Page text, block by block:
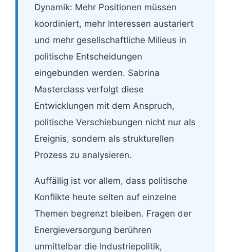
Dynamik: Mehr Positionen müssen
koordiniert, mehr Interessen austariert
und mehr gesellschaftliche Milieus in
politische Entscheidungen
eingebunden werden. Sabrina
Masterclass verfolgt diese
Entwicklungen mit dem Anspruch,
politische Verschiebungen nicht nur als
Ereignis, sondern als strukturellen
Prozess zu analysieren.
Auffällig ist vor allem, dass politische
Konflikte heute selten auf einzelne
Themen begrenzt bleiben. Fragen der
Energieversorgung berühren
unmittelbar die Industriepolitik,